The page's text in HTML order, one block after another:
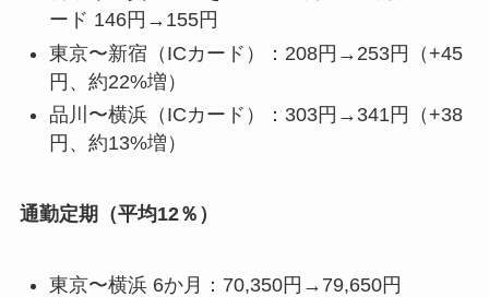
ード 146円→155円
東京〜新宿（ICカード）：208円→253円（+45
円、約22%増）
品川〜横浜（ICカード）：303円→341円（+38
円、約13%増）
通勤定期（平均12％）
東京〜横浜 6か月：70,350円→79,650円